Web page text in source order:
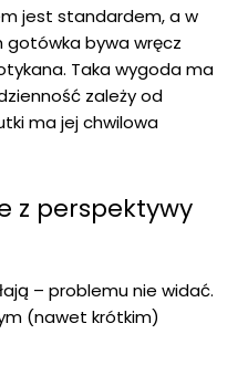
jest standardem, a w
gotówka bywa wręcz
Taka wygoda ma
zależy od
ma jej chwilowa
z perspektywy
– problemu nie widać.
(nawet krótkim)